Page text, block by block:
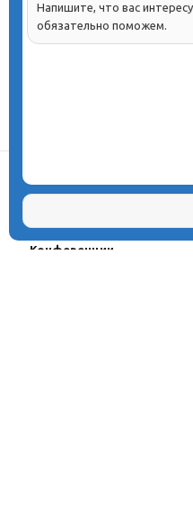
Проекты
Олимпиады
Конферeнции
Напишите, что вас
обязательно поможем.